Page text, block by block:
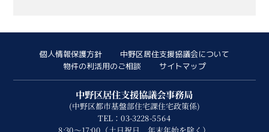
個人情報保護方針
中野区居住支援協議会について
物件の利活用のご相談
サイトマップ
中野区居住支援協議会事務局
(中野区都市基盤部住宅課住宅政策係)
TEL：03-3228-5564
8:30～17:00（土日祝日、年末年始を除く）